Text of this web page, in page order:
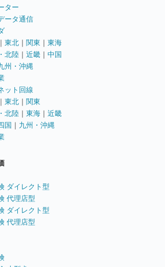
ター
ータ通信
｜ 東北 ｜ 関東 ｜ 東海
北陸 ｜ 近畿 ｜ 中国
州・沖縄
ット回線
｜ 東北 ｜ 関東
北陸 ｜ 東海 ｜ 近畿
国 ｜ 九州・沖縄
ダイレクト型
代理店型
ダイレクト型
代理店型